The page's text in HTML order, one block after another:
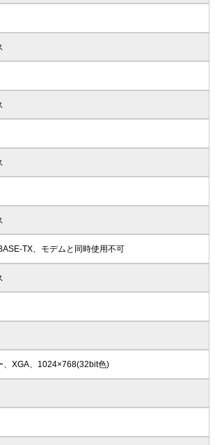
TX、モデムと同時使用不可
、XGA、1024×768(32bit色)